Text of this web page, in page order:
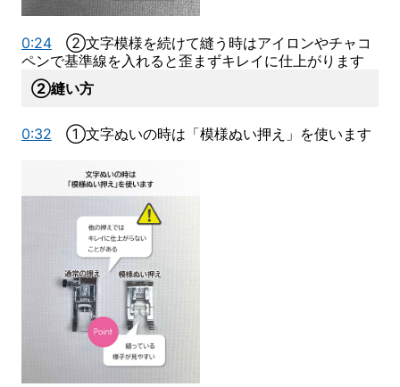
0:24②文字模様を続けて縫う時はアイロンやチャコ
ペンで基準線を入れると歪まずキレイに仕上がります
②縫い方
0:32 ①文字ぬいの時は「模様ぬい押え」を使います